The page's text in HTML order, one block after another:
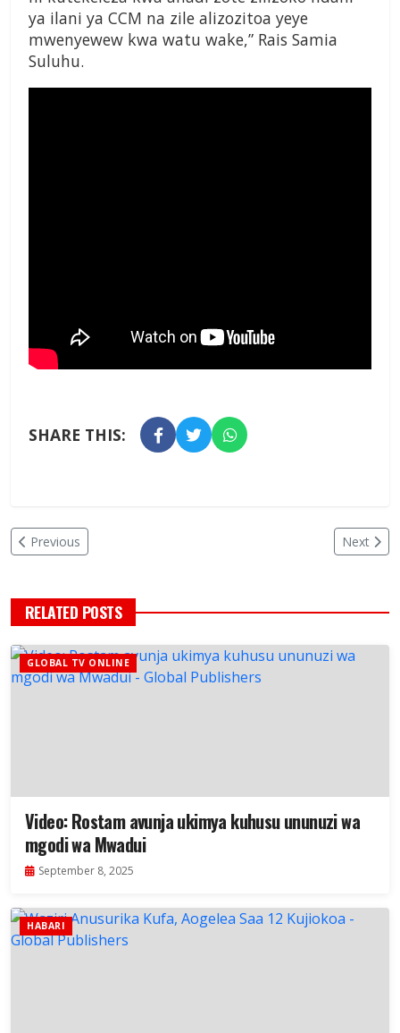
ya ilani ya CCM na zile alizozitoa yeye
mwenyewew kwa watu wake,” Rais Samia
Suluhu.
SHARE THIS:
Previous Next
RELATED POSTS
GLOBAL TV ONLINE
Video: Rostam avunja ukimya kuhusu ununuzi wa
mgodi wa Mwadui
September 8, 2025
HABARI